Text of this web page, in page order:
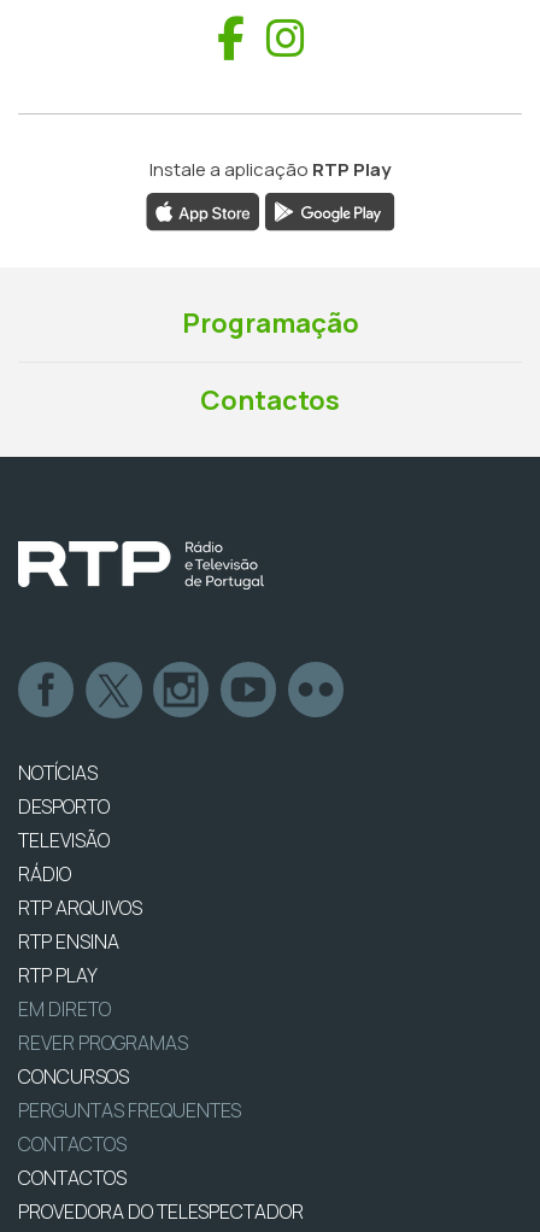
Facebook
Instale a aplicação RTP Play
Programação
Contactos
NOTÍCIAS
DESPORTO
TELEVISÃO
RÁDIO
RTP ARQUIVOS
RTP ENSINA
RTP PLAY
EM DIRETO
REVER PROGRAMAS
CONCURSOS
PERGUNTAS FREQUENTES
CONTACTOS
CONTACTOS
PROVEDORA DO TELESPECTADOR